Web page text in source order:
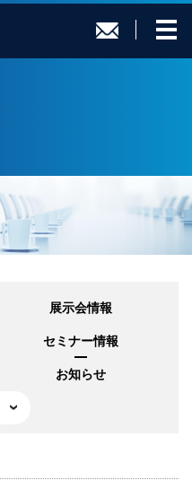
展示会情報
セミナー情報
お知らせ